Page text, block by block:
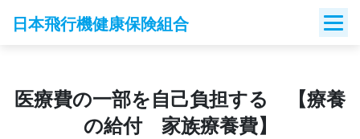
日本飛行機健康保険組合
医療費の一部を自己負担する 【療養
の給付 家族療養費】